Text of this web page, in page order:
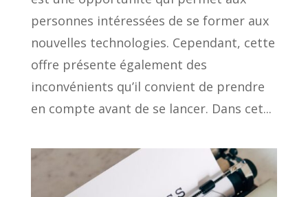
personnes intéressées de se former aux
nouvelles technologies. Cependant, cette
offre présente également des
inconvénients qu’il convient de prendre
en compte avant de se lancer. Dans cet...